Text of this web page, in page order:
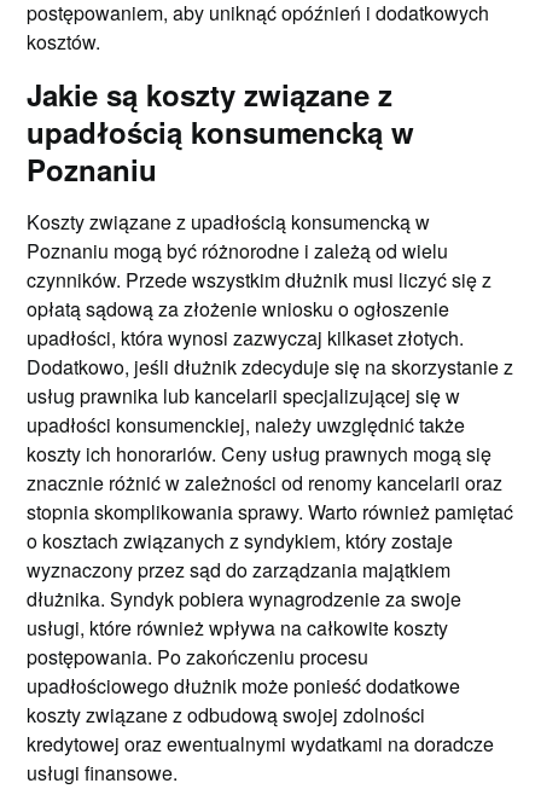
postępowaniem, aby uniknąć opóźnień i dodatkowych
kosztów.
Jakie są koszty związane z
upadłością konsumencką w
Poznaniu
Koszty związane z upadłością konsumencką w
Poznaniu mogą być różnorodne i zależą od wielu
czynników. Przede wszystkim dłużnik musi liczyć się z
opłatą sądową za złożenie wniosku o ogłoszenie
upadłości, która wynosi zazwyczaj kilkaset złotych.
Dodatkowo, jeśli dłużnik zdecyduje się na skorzystanie z
usług prawnika lub kancelarii specjalizującej się w
upadłości konsumenckiej, należy uwzględnić także
koszty ich honorariów. Ceny usług prawnych mogą się
znacznie różnić w zależności od renomy kancelarii oraz
stopnia skomplikowania sprawy. Warto również pamiętać
o kosztach związanych z syndykiem, który zostaje
wyznaczony przez sąd do zarządzania majątkiem
dłużnika. Syndyk pobiera wynagrodzenie za swoje
usługi, które również wpływa na całkowite koszty
postępowania. Po zakończeniu procesu
upadłościowego dłużnik może ponieść dodatkowe
koszty związane z odbudową swojej zdolności
kredytowej oraz ewentualnymi wydatkami na doradcze
usługi finansowe.